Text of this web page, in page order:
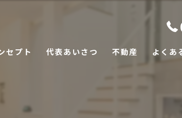
セプト 代表あいさつ 不動産 よくあ